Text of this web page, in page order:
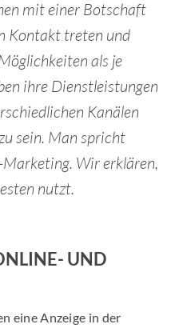
mit einer Botschaft
Kontakt treten und
als je
ihre Dienstleistungen
Kanälen
sein. Man spricht
Wir erklären,
nutzt.
UND
eine Anzeige in der